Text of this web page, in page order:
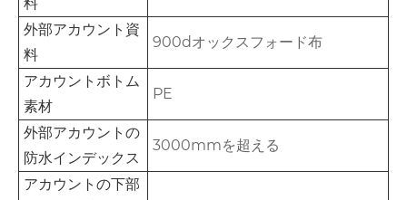
外部アカウント資
料
900dオックスフォード布
アカウントボトム
素材
PE
外部アカウントの
防水インデックス
3000mmを超える
アカウントの下部